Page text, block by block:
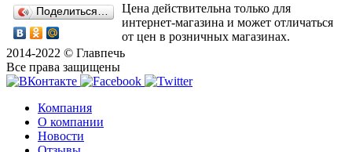
Поделиться…
Цена действительна только для
интернет-магазина и может отличаться
от цен в розничных магазинах.
2014-2022 © Главпечь
Все права защищены
Компания
О компании
Новости